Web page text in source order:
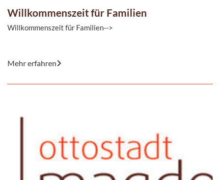
Willkommenszeit für Familien
Willkommenszeit für Familien-->
Die offenen Willkommenszeiten bieten Familien einen
Mehr erfahren